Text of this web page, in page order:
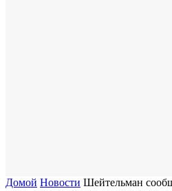
Домой Новости Шейтельман